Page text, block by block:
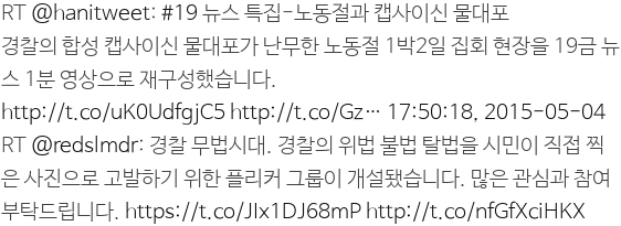
RT @hanitweet: #19 今 뉴스 특집-노동절과 캡사이신 물대포
경찰의 합성 캡사이신 물대포가 난무한 노동절 1박2일 집회 현장을 19금 뉴
스 1분 영상으로 재구성했습니다.
http://t.co/uK0UdfgjC5 http://t.co/Gz… 17:50:18, 2015-05-04
RT @redslmdr: 경찰 무법시대. 경찰의 위법 불법 탈법을 시민이 직접 찍
은 사진으로 고발하기 위한 플리커 그룹이 개설됐습니다. 많은 관심과 참여
부탁드립니다. https://t.co/JIx1DJ68mP http://t.co/nfGfXciHKX